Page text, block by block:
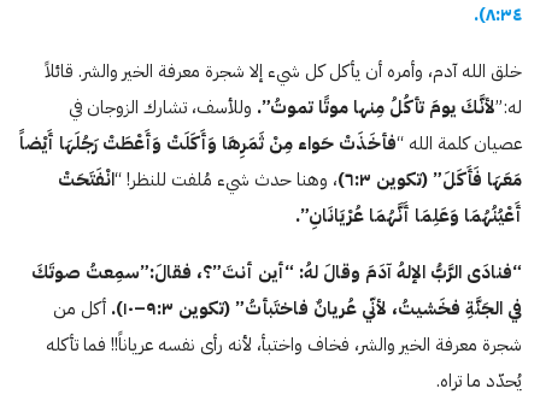
٨:٣٤).
خلق الله آدم، وأمره أن يأكل كل شيء إلا شجرة معرفة الخير والشر. قائلاً
له:”لأنَّكَ يومَ تأكُلُ مِنها موتًا تموتُ”. وللأسف، تشارك الزوجان في
عصيان كلمة الله “فأخَذَتْ حَواء مِنْ ثَمَرِهَا وَأَكَلَتْ وَأَعْطَتْ رَجُلَهَا أَيْضاً
مَعَهَا فَأَكَلَ” (تكوين
٦:٣ )، وهنا حدث شيء مُلفت للنظر! “انْفَتَحَتْ
أَعْيُنُهُمَا وَعَلِمَا أَنَّهُمَا عُرْيَانَانِ”.
“فنادَى الرَّبُّ الإلهُ آدَمَ وقالَ لهُ: “أين أنتَ”؟، فقالَ:”سمِعتُ صوتَكَ
في الجَنَّةِ فخَشيتُ، لأنّي عُريانٌ فاختَبأتُ” (تكوين
٩:٣ –۱٠). أكل من
شجرة معرفة الخير والشر، فخاف واختبأ، لأنه رأى نفسه عرياناً!! فما تأكله
يُحدّد ما تراه.